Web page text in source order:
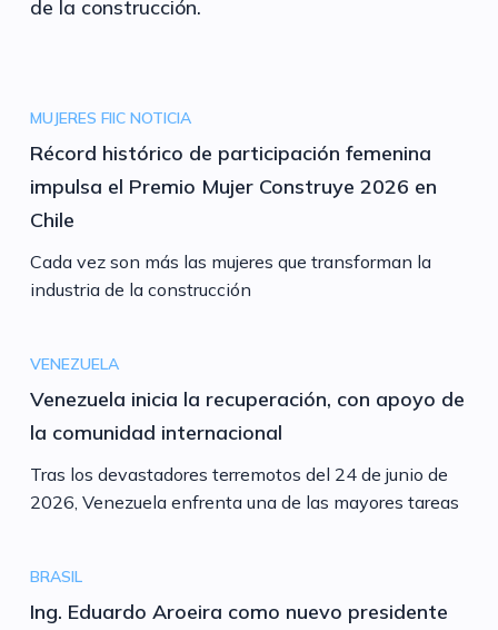
de la construcción.
MUJERES FIIC NOTICIA
Récord histórico de participación femenina
impulsa el Premio Mujer Construye 2026 en
Chile
Cada vez son más las mujeres que transforman la
industria de la construcción
VENEZUELA
Venezuela inicia la recuperación, con apoyo de
la comunidad internacional
Tras los devastadores terremotos del 24 de junio de
2026, Venezuela enfrenta una de las mayores tareas
BRASIL
Ing. Eduardo Aroeira como nuevo presidente